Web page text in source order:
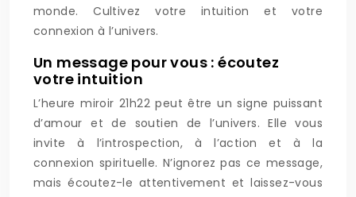
monde. Cultivez votre intuition et votre
connexion à l’univers.
Un message pour vous : écoutez
votre intuition
L’heure miroir 21h22 peut être un signe puissant
d’amour et de soutien de l’univers. Elle vous
invite à l’introspection, à l’action et à la
connexion spirituelle. N’ignorez pas ce message,
mais écoutez-le attentivement et laissez-vous